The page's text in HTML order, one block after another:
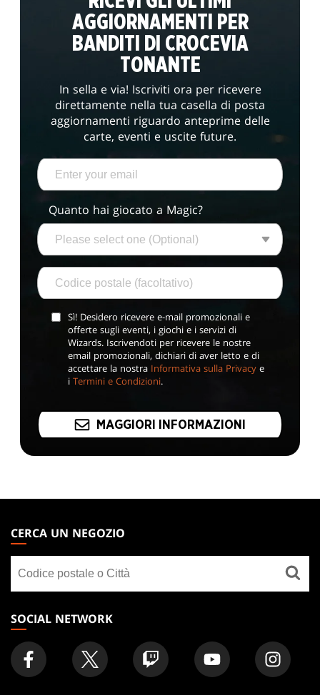
AGGIORNAMENTI PER
BANDITI DI CROCEVIA
TONANTE
In sella e via! Iscriviti ora per ricevere
direttamente nella tua casella di posta
aggiornamenti riguardo anteprime delle
carte, eventi e uscite future.
Quanto hai giocato a Magic?
Sì! Desidero ricevere e-mail promozionali e
offerte sugli eventi, i giochi e i servizi di
Wizards. Iscrivendoti per ricevere le nostre
email promozionali, dichiari di aver letto e di
accettare la nostra Informativa sulla Privacy e
i Termini e Condizioni.
MAGGIORI INFORMAZIONI
THE
GATHERING
FOOTER
CERCA UN NEGOZIO
un
negozio
SOCIAL NETWORK